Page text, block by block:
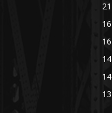
21
16
16
14
14
13